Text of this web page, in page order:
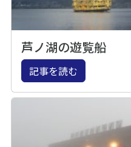
芦ノ湖の遊覧船
記事を読む